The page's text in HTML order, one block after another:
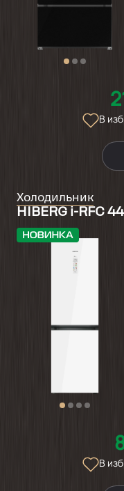
В
Холодильник
HIBERG i-RFC
В